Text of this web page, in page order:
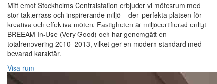
Mitt emot Stockholms Centralstation erbjuder vi mötesrum med
stor takterrass och inspirerande miljö – den perfekta platsen för
kreativa och effektiva möten. Fastigheten är miljöcertifierad enligt
BREEAM In-Use (Very Good) och har genomgått en
totalrenovering 2010–2013, vilket ger en modern standard med
bevarad karaktär.
Visa rum